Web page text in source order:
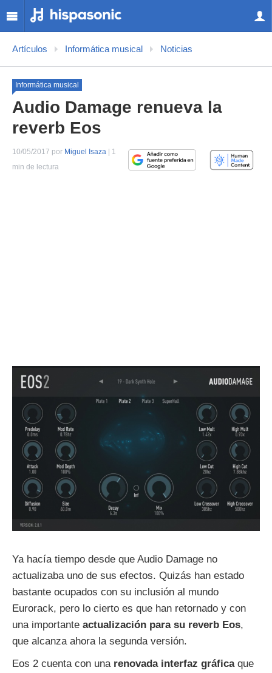
Artículos Informática musical Noticias
Informática musical
Audio Damage renueva la
reverb Eos
10/05/2017 por Miguel Isaza | 1
min de lectura
Ya hacía tiempo desde que Audio Damage no
actualizaba uno de sus efectos. Quizás han estado
bastante ocupados con su inclusión al mundo
Eurorack, pero lo cierto es que han retornado y con
una importante actualización para su reverb Eos,
que alcanza ahora la segunda versión.
Eos 2 cuenta con una renovada interfaz gráficaque